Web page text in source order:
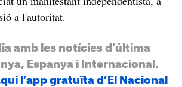
a l'autoritat.
amb les notícies d’última
Espanya i Internacional.
l’app gratuïta d’El Nacional